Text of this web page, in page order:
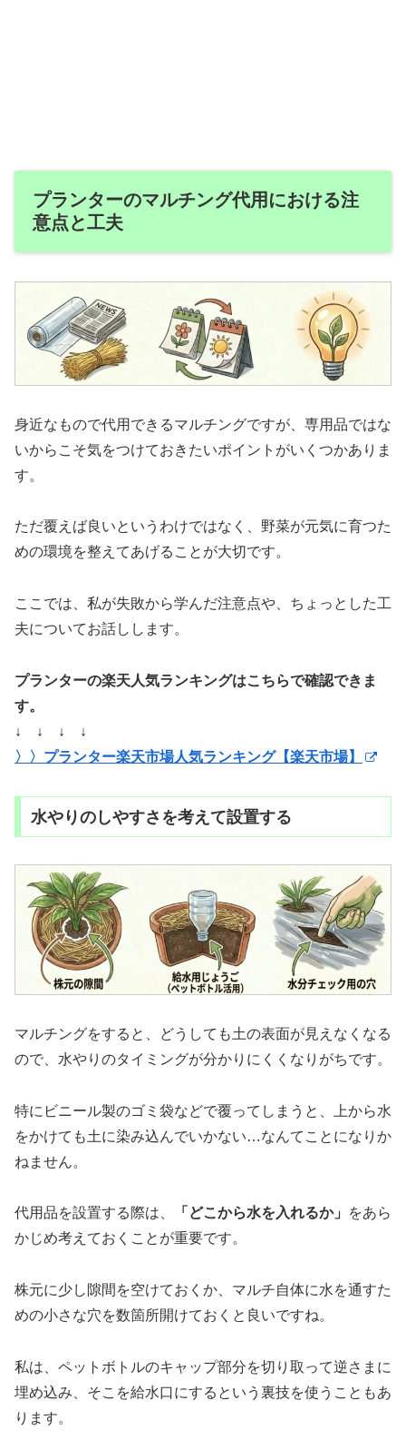
プランターのマルチング代用における注
意点と工夫
身近なもので代用できるマルチングですが、専用品ではな
いからこそ気をつけておきたいポイントがいくつかありま
す。
ただ覆えば良いというわけではなく、野菜が元気に育つた
めの環境を整えてあげることが大切です。
ここでは、私が失敗から学んだ注意点や、ちょっとした工
夫についてお話しします。
プランターの楽天人気ランキングはこちらで確認できま
す。
↓ ↓ ↓ ↓
〉〉プランター楽天市場人気ランキング【楽天市場】
水やりのしやすさを考えて設置する
マルチングをすると、どうしても土の表面が見えなくなる
ので、水やりのタイミングが分かりにくくなりがちです。
特にビニール製のゴミ袋などで覆ってしまうと、上から水
をかけても土に染み込んでいかない…なんてことになりか
ねません。
代用品を設置する際は、 「どこから水を入れるか」
をあら
かじめ考えておくことが重要です。
株元に少し隙間を空けておくか、マルチ自体に水を通すた
めの小さな穴を数箇所開けておくと良いですね。
私は、ペットボトルのキャップ部分を切り取って逆さまに
埋め込み、そこを給水口にするという裏技を使うこともあ
ります。